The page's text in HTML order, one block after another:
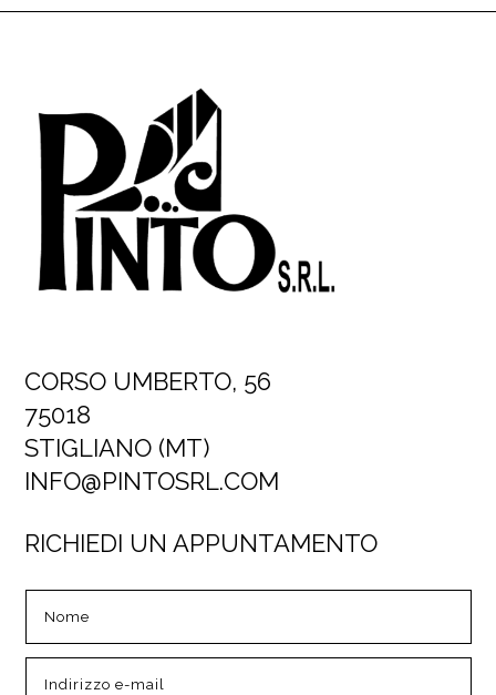
CORSO UMBERTO, 56
75018
STIGLIANO (MT)
INFO@PINTOSRL.COM
RICHIEDI UN APPUNTAMENTO